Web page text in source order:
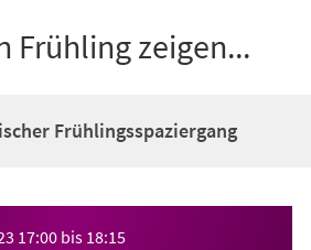
Frühling zeigen...
Frühlingsspaziergang
17:00 bis 18:15